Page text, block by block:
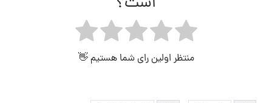
منتظر اولین رای شما هستیم 👋